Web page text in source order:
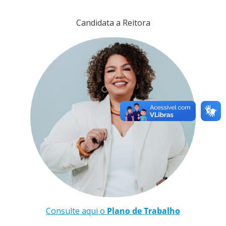
Candidata a Reitora
Consulte aqui o Plano de Trabalho